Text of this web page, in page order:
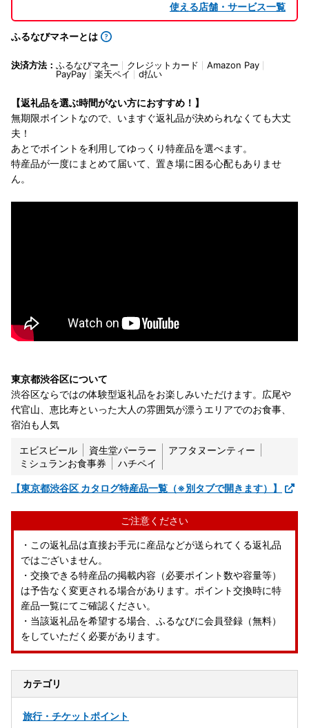
使える店舗・サービス一覧
ふるなびマネーとは
決済方法： ふるなびマネー クレジットカード
Amazon Pay
PayPay
楽天ペイ d払い
【返礼品を選ぶ時間がない方におすすめ！】
無期限ポイントなので、いますぐ返礼品が決められなくても大丈
夫！
あとでポイントを利用してゆっくり特産品を選べます。
特産品が一度にまとめて届いて、置き場に困る心配もありませ
ん。
東京都渋谷区について
渋谷区ならではの体験型返礼品をお楽しみいただけます。広尾や
代官山、恵比寿といった大人の雰囲気が漂うエリアでのお食事、
宿泊も人気
エビスビール 資生堂パーラー
アフタヌーンティー
ミシュランお食事券
ハチペイ
【東京都渋谷区 カタログ特産品一覧（※別タブで開きます）】
ご注意ください
・この返礼品は直接お手元に産品などが送られてくる返礼品
ではございません。
・交換できる特産品の掲載内容（必要ポイント数や容量等）
は予告なく変更される場合があります。ポイント交換時に特
産品一覧にてご確認ください。
・当該返礼品を希望する場合、ふるなびに会員登録（無料）
をしていただく必要があります。
カテゴリ
旅行・チケットポイント